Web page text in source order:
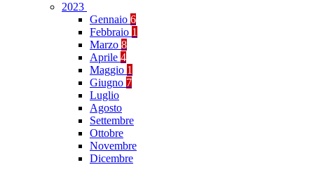
2023
Gennaio 6
Febbraio 1
Marzo 8
Aprile 4
Maggio 1
Giugno 7
Luglio
Agosto
Settembre
Ottobre
Novembre
Dicembre